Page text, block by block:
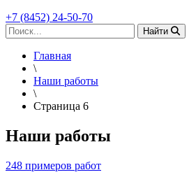
+7 (8452) 24-50-70
Найти
Главная
\
Наши работы
\
Страница 6
Наши работы
248 примеров работ